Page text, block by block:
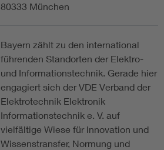
80333 München
Bayern zählt zu den international
führenden Standorten der Elektro-
und Informations­technik. Gerade hier
engagiert sich der VDE Verband der
Elektrotechnik Elektronik
Informationstechnik e. V. auf
vielfältige Wiese für Innovation und
Wissenstransfer, Normung und